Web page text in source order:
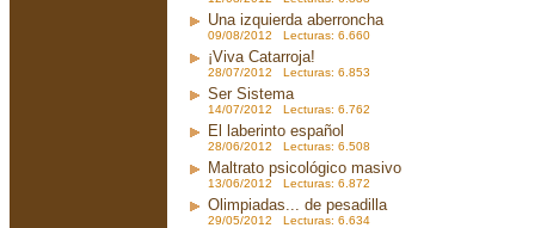
Una izquierda aberroncha
09/08/2012 Lecturas: 6.660
¡Viva Catarroja!
28/07/2012 Lecturas: 6.853
Ser Sistema
14/07/2012 Lecturas: 6.762
El laberinto español
28/06/2012 Lecturas: 6.508
Maltrato psicológico masivo
13/06/2012 Lecturas: 6.872
Olimpiadas... de pesadilla
29/05/2012 Lecturas: 6.634